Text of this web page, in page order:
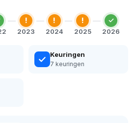
!
2023
!
2024
!
2025 2026
Keuringen
7 keuringen